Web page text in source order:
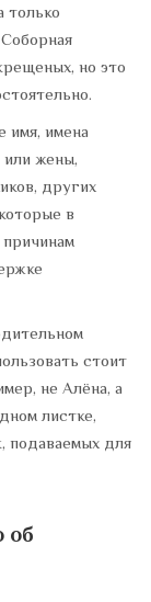
только
но это
имя, имена
жены,
других
в
стоит
не Алёна, а
листке,
подаваемых для
об